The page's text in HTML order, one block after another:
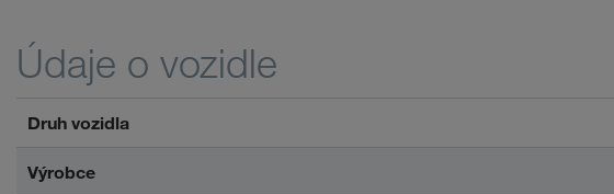
Údaje o vozidle
Druh vozidla
Výrobce